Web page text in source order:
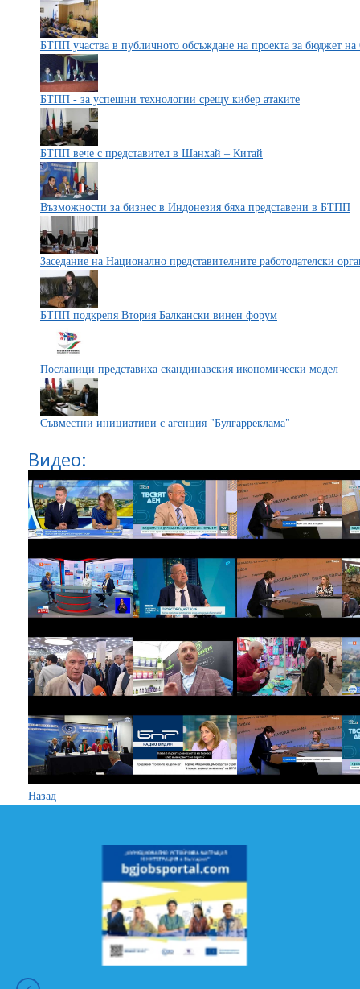
БТПП участва в публичното обсъждане на проекта за бюджет
БТПП - за успешни технологии срещу кибер атаките
БТПП вече с представител в Шанхай – Китай
Възможности за бизнес в Индонезия бяха представени в БТПП
Заседание на Национално представителните работодателски
БТПП подкрепя Втория Балкански винен форум
Посланици представиха скандинавския икономически модел
Съвместни инициативи с агенция "Булгарреклама"
Видео:
Назад